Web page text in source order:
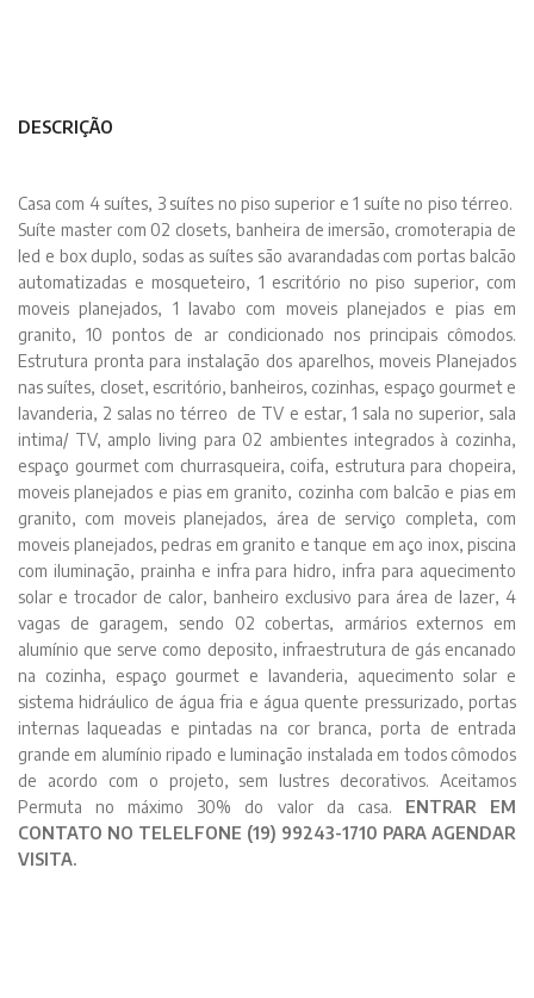
DESCRIÇÃO
Casa com 4 suítes, 3 suítes no piso superior e 1 suíte no piso térreo.
Suíte master com 02 closets, banheira de imersão, cromoterapia de
led e box duplo, sodas as suítes são avarandadas com portas balcão
automatizadas e mosqueteiro, 1 escritório no piso superior, com
moveis planejados, 1 lavabo com moveis planejados e pias em
granito, 10 pontos de ar condicionado nos principais cômodos.
Estrutura pronta para instalação dos aparelhos, moveis Planejados
nas suítes, closet, escritório, banheiros, cozinhas, espaço gourmet e
lavanderia, 2 salas no térreo de TV e estar, 1 sala no superior, sala
intima/ TV, amplo living para 02 ambientes integrados à cozinha,
espaço gourmet com churrasqueira, coifa, estrutura para chopeira,
moveis planejados e pias em granito, cozinha com balcão e pias em
granito, com moveis planejados, área de serviço completa, com
moveis planejados, pedras em granito e tanque em aço inox, piscina
com iluminação, prainha e infra para hidro, infra para aquecimento
solar e trocador de calor, banheiro exclusivo para área de lazer, 4
vagas de garagem, sendo 02 cobertas, armários externos em
alumínio que serve como deposito, infraestrutura de gás encanado
na cozinha, espaço gourmet e lavanderia, aquecimento solar e
sistema hidráulico de água fria e água quente pressurizado, portas
internas laqueadas e pintadas na cor branca, porta de entrada
grande em alumínio ripado e luminação instalada em todos cômodos
de acordo com o projeto, sem lustres decorativos. Aceitamos
Permuta no máximo 30% do valor da casa. ENTRAR EM
CONTATO NO TELELFONE (19) 99243-1710 PARA AGENDAR
VISITA.